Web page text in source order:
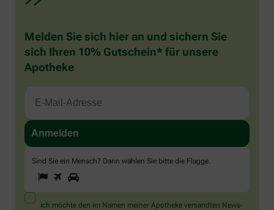
Melden Sie sich hier an und sichern Sie
sich Ihren 10% Gutschein* für unsere
Apotheke
Sind Sie ein Mensch? Dann wählen Sie bitte die Flagge.
Sind
Sie
ein
Mensch?
1 2
Ich möchte den im Namen meiner Apotheke versandten News-